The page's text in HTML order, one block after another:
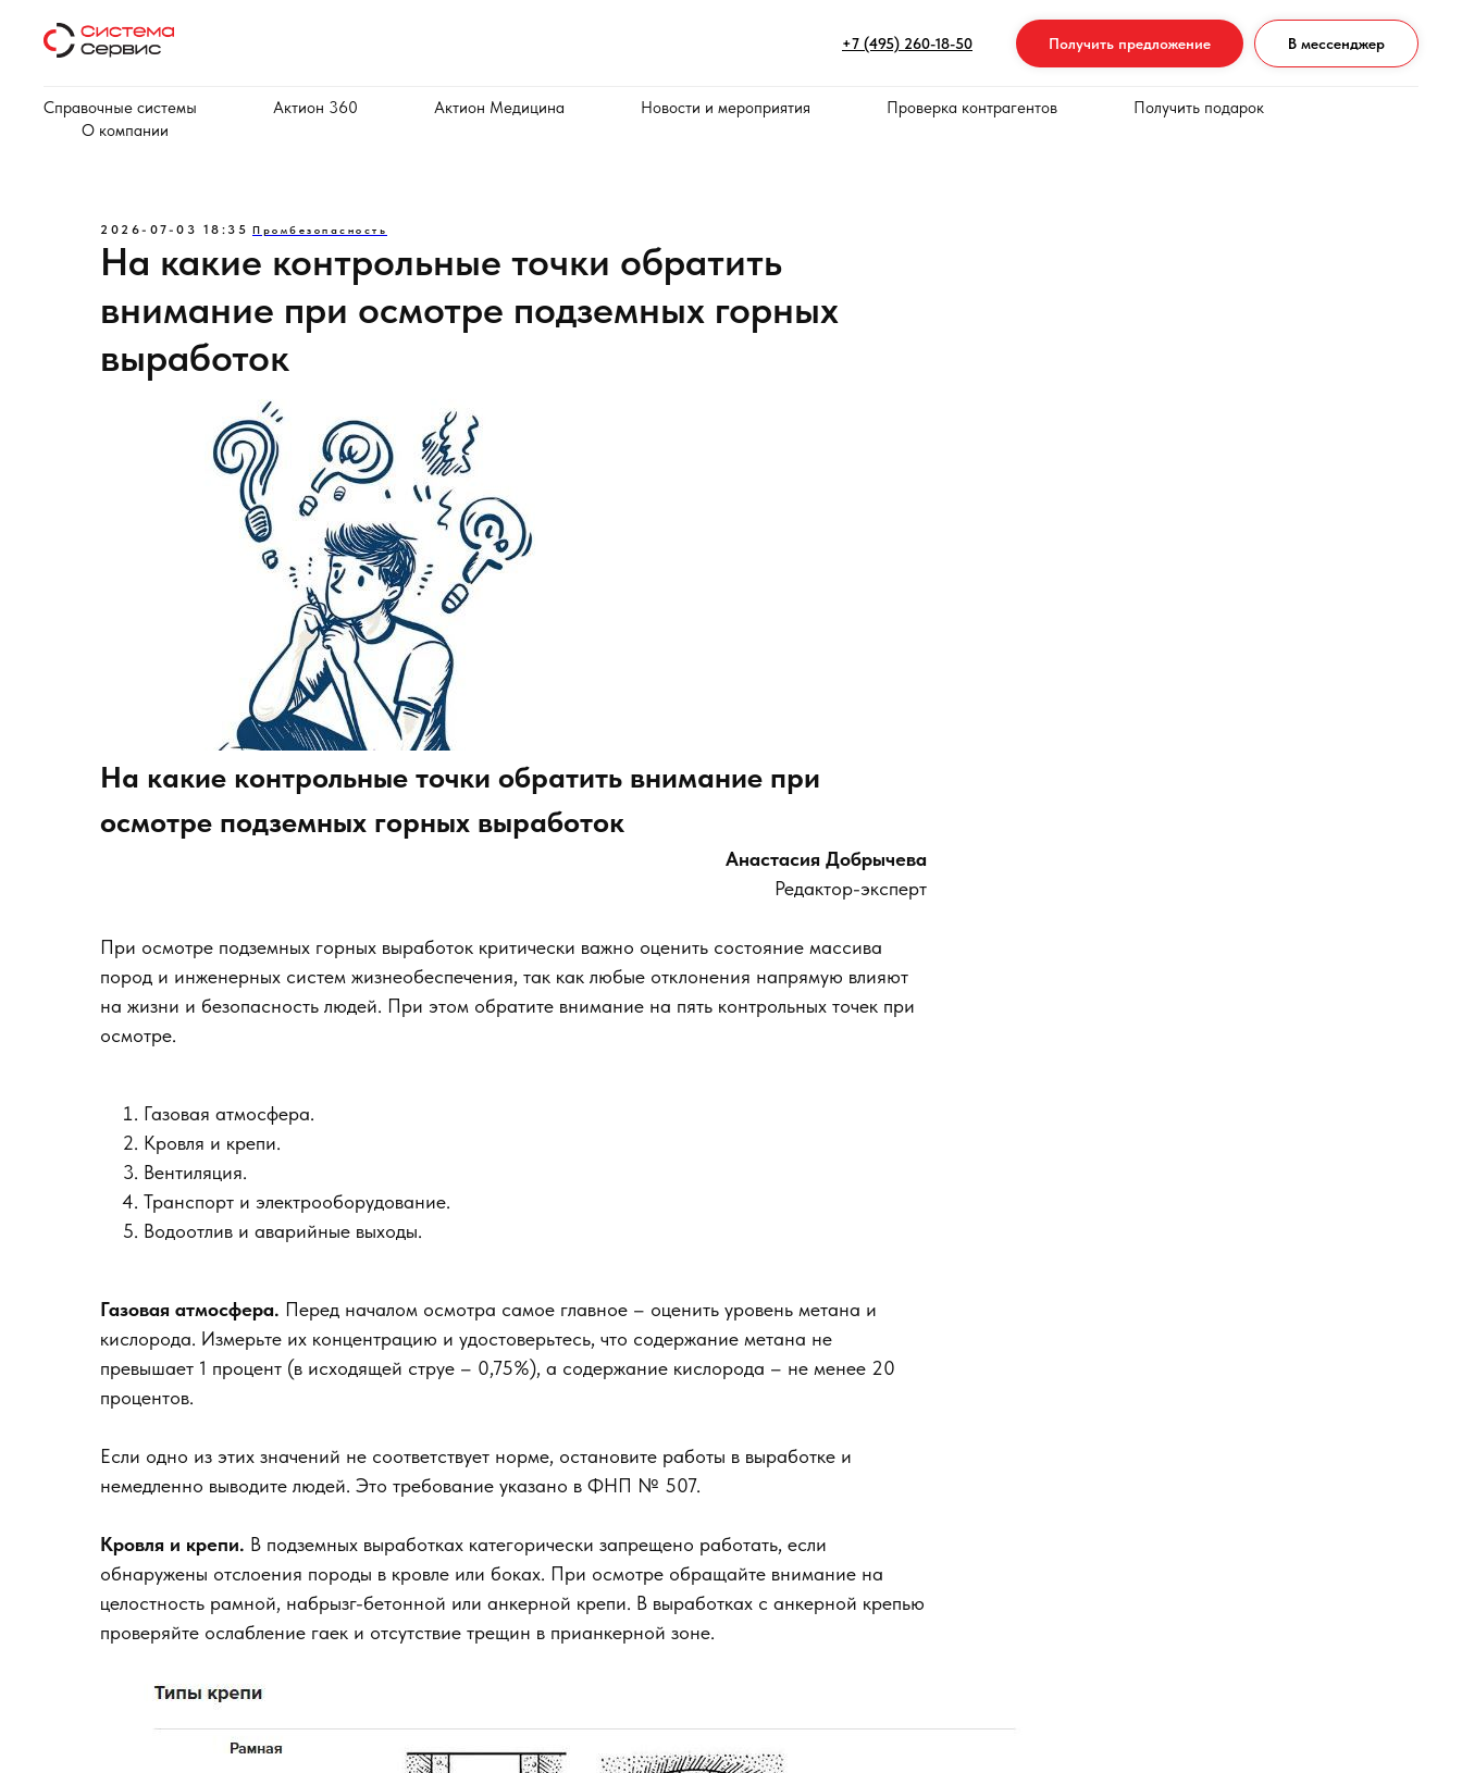
+7 (495) 260-18-50 Получить предложение В мессенджер
Справочные системы Актион 360 Актион Медицина Новости и мероприятия Проверка контрагентов
Получить подарок
О компании
2026-07-03 18:35 Промбезопасность
На какие контрольные точки обратить
внимание при осмотре подземных горных
выработок
На какие контрольные точки обратить внимание при
осмотре подземных горных выработок
Анастасия Добрычева
Редактор-эксперт
При осмотре подземных горных выработок критически важно оценить состояние массива
пород и инженерных систем жизнеобеспечения, так как любые отклонения напрямую влияют
на жизни и безопасность людей. При этом обратите внимание на пять контрольных точек при
осмотре.
Газовая атмосфера.
Кровля и крепи.
Вентиляция.
Транспорт и электрооборудование.
Водоотлив и аварийные выходы.
Газовая атмосфера. Перед началом осмотра самое главное – оценить уровень метана и
кислорода. Измерьте их концентрацию и удостоверьтесь, что содержание метана не
превышает 1 процент (в исходящей струе – 0,75%), а содержание кислорода – не менее 20
процентов.
Если одно из этих значений не соответствует норме, остановите работы в выработке и
немедленно выводите людей. Это требование указано в ФНП № 507.
Кровля и крепи. В подземных выработках категорически запрещено работать, если
обнаружены отслоения породы в кровле или боках. При осмотре обращайте внимание на
целостность рамной, набрызг-бетонной или анкерной крепи. В выработках с анкерной крепью
проверяйте ослабление гаек и отсутствие трещин в прианкерной зоне.